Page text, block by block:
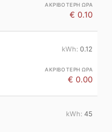
€ 0.10
0.12
€ 0.00
45